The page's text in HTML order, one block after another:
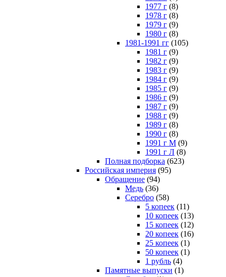
1977 г (8)
1978 г (8)
1979 г (9)
1980 г (8)
1981-1991 гг (105)
1981 г (9)
1982 г (9)
1983 г (9)
1984 г (9)
1985 г (9)
1986 г (9)
1987 г (9)
1988 г (9)
1989 г (8)
1990 г (8)
1991 г М (9)
1991 г Л (8)
Полная подборка (623)
Российская империя (95)
Обращение (94)
Медь (36)
Серебро (58)
5 копеек (11)
10 копеек (13)
15 копеек (12)
20 копеек (16)
25 копеек (1)
50 копеек (1)
1 рубль (4)
Памятные выпуски (1)